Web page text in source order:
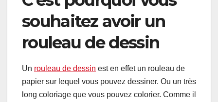
souhaitez avoir un
rouleau de dessin
Un rouleau de dessin est en effet un rouleau de
papier sur lequel vous pouvez dessiner. Ou un très
long coloriage que vous pouvez colorier. Comme il